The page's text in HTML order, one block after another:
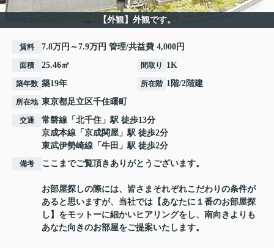
【外観】外観です。
賃料 7.8万円～7.9万円 管理/共益費 4,000円
面積 25.46㎡ 間取り 1K
築年数 築19年 所在階 1階/2階建
所在地 東京都足立区千住曙町
交通 常磐線 「 北千住 」駅 徒歩13分
京成本線 「 京成関屋 」駅 徒歩2分
東武伊勢崎線 「 牛田 」駅 徒歩2分
備考 ここまでご覧頂きありがとうございます。
お部屋探しの際には、皆さまそれぞれこだわりの条件が
あると思いますが、当社では【あなたに１番のお部屋探
し】をモットーに細かいヒアリングをし、南向きよりも
あなた向きのお部屋をご提案いたします。